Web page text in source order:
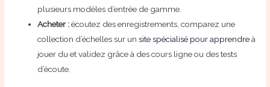
plusieurs modèles d’entrée de gamme.
Acheter :écoutez des enregistrements, comparez une
collection d’échelles sur unsite spécialisé pour apprendreà
jouer du et validez grâce à des cours ligne ou des tests
d’écoute.